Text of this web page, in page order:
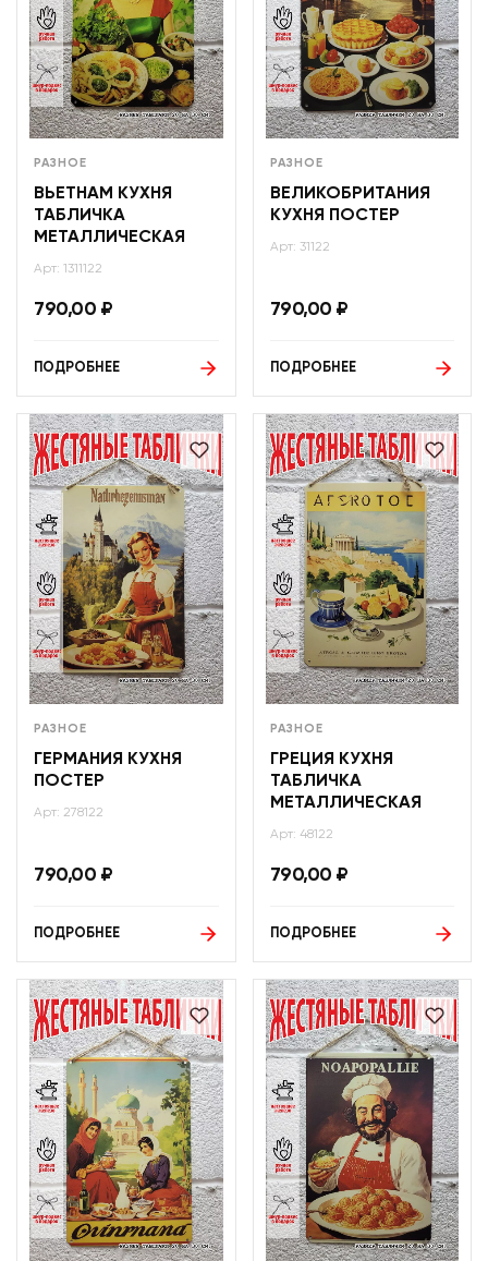
РАЗНОЕ
ВЬЕТНАМ КУХНЯ
ТАБЛИЧКА
МЕТАЛЛИЧЕСКАЯ
Арт: 1311122
790,00 ₽
ПОДРОБНЕЕ
РАЗНОЕ
ВЕЛИКОБРИТАНИЯ
КУХНЯ ПОСТЕР
Арт: 31122
790,00 ₽
ПОДРОБНЕЕ
РАЗНОЕ
ГЕРМАНИЯ КУХНЯ
ПОСТЕР
Арт: 278122
790,00 ₽
ПОДРОБНЕЕ
РАЗНОЕ
ГРЕЦИЯ КУХНЯ
ТАБЛИЧКА
МЕТАЛЛИЧЕСКАЯ
Арт: 48122
790,00 ₽
ПОДРОБНЕЕ